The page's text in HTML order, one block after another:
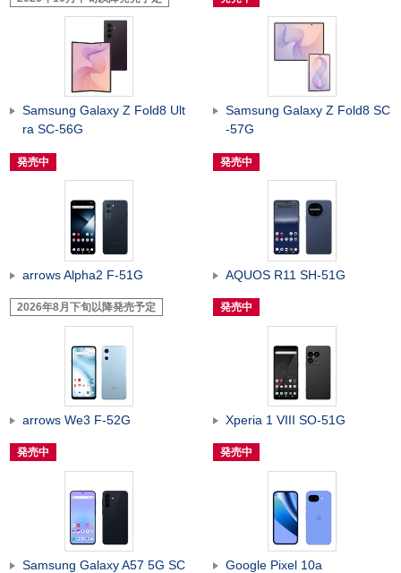
Samsung Galaxy Z Fold8 Ult
ra SC-56G
発売中
Samsung Galaxy Z Fold8 SC
-57G
発売中
arrows Alpha2 F-51G
2026年8月下旬以降発売予定
AQUOS R11 SH-51G
発売中
arrows We3 F-52G
発売中
Xperia 1 VIII SO-51G
発売中
Samsung Galaxy A57 5G SC
Google Pixel 10a